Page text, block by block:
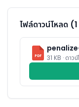
ไฟล์ดาวน์โหลด
PDF 31 KB · ดาว